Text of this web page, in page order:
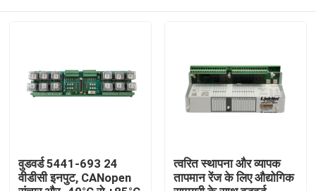
वुडवर्ड 5441-693 24
वीडीसी इनपुट, CANopen
त्वरित स्थापना और व्यापक
तापमान रेंज के लिए औद्योगिक